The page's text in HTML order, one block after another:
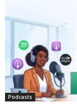
Podcasts